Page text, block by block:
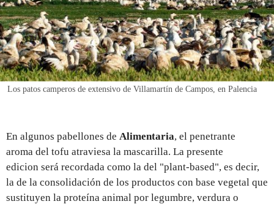
Los patos camperos de extensivo de Villamartín de Campos, en Palencia
En algunos pabellones de Alimentaria, el penetrante
aroma del tofu atraviesa la mascarilla. La presente
edicion será recordada como la del "plant-based", es decir,
la de la consolidación de los productos con base vegetal que
sustituyen la proteína animal por legumbre, verdura o